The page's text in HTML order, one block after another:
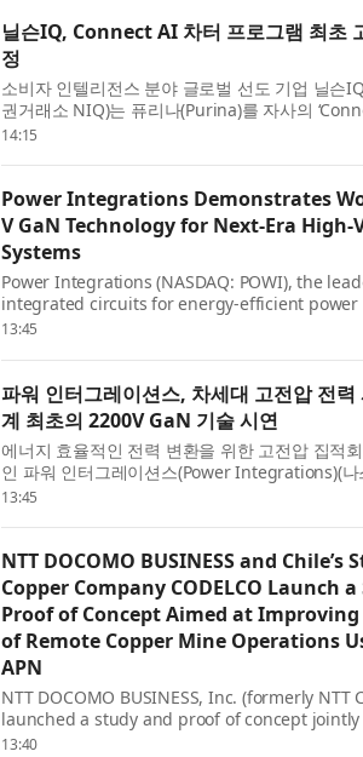
닐슨IQ, Connect AI 차터 프로그램 최초
정
소비자 인텔리전스 분야 글로벌 선도 기업 닐슨
권거래소 NIQ)는 퓨리나(Purina)를 자사의
(ConnectAI Charter Program)’의 최초 고객사
14:15
Power Integrations Demonstrates
V GaN Technology for Next-Era
Systems
Power Integrations (NASDAQ: POWI), the
integrated circuits for energy-efficient power
announced that PowiGaN™ gallium-nitride
13:45
파워 인터그레이션스, 차세대 고전압 전
계 최초의 2200V GaN 기술 시연
에너지 효율적인 전력 변환을 위한 고전압 집적
인 파워 인터그레이션스(Power Integrations)(나
PowiGaN™ 질화갈륨(GaN) 기술의 정격 전압이
13:45
NTT DOCOMO BUSINESS and Chile’s
Copper Company CODELCO Launch
Proof of Concept Aimed at
of Remote Copper Mine Operations
APN
NTT DOCOMO BUSINESS, Inc. (formerly
launched a study and proof of concept
Chile (CODELCO) to progress remote
13:40